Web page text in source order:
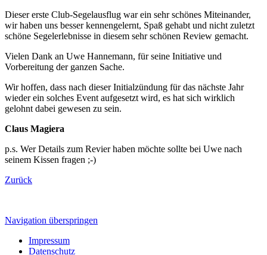
Dieser erste Club-Segelausflug war ein sehr schönes Miteinander,
wir haben uns besser kennengelernt, Spaß gehabt und nicht zuletzt
schöne Segelerlebnisse in diesem sehr schönen Review gemacht.
Vielen Dank an Uwe Hannemann, für seine Initiative und
Vorbereitung der ganzen Sache.
Wir hoffen, dass nach dieser Initialzündung für das nächste Jahr
wieder ein solches Event aufgesetzt wird, es hat sich wirklich
gelohnt dabei gewesen zu sein.
Claus Magiera
p.s. Wer Details zum Revier haben möchte sollte bei Uwe nach
seinem Kissen fragen ;-)
Zurück
Navigation überspringen
Impressum
Datenschutz